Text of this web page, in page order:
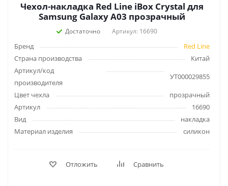
Чехол-накладка Red Line iBox Crystal для
Samsung Galaxy A03 прозрачный
Достаточно Артикул: 16690
Бренд
Red Line
Страна производства
Китай
Артикул/код
производителя
УТ000029855
Цвет чехла
прозрачный
Артикул
16690
Вид
накладка
Материал изделия
силикон
Отложить Сравнить